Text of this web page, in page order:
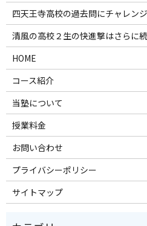
四天王寺高校の過去問にチャレン
清風の高校２生の快進撃はさらに続
HOME
コース紹介
当塾について
授業料金
お問い合わせ
プライバシーポリシー
サイトマップ